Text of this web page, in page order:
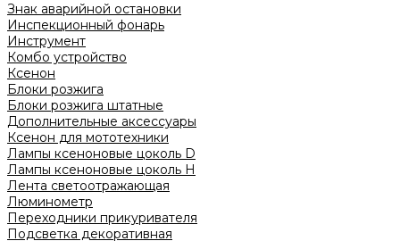
Знак аварийной остановки
Инспекционный фонарь
Инструмент
Комбо устройство
Ксенон
Блоки розжига
Блоки розжига штатные
Дополнительные аксессуары
Ксенон для мототехники
Лампы ксеноновые цоколь D
Лампы ксеноновые цоколь H
Лента светоотражающая
Люминометр
Переходники прикуривателя
Подсветка декоративная